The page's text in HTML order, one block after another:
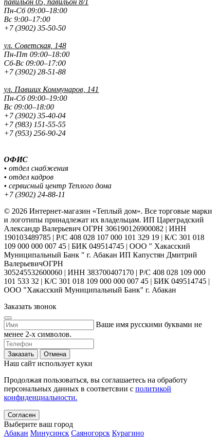
павильон 05, павильон 8/1
Пн-Сб 09:00–18:00
Вс 9:00–17:00
+7 (3902) 35-50-50
ул. Советская, 148
Пн-Пт 09:00–18:00
Сб-Вс 09:00–17:00
+7 (3902) 28-51-88
ул. Павших Коммунаров, 141
Пн-Сб 09:00–19:00
Вс 09:00–18:00
+7 (3902) 35-40-04
+7 (983) 151-55-55
+7 (953) 256-90-24
ОФИС
• отдел снабжения
• отдел кадров
• сервисный центр Теплого дома
+7 (3902) 24-88-11
© 2026 Интернет-магазин «Теплый дом». Все торговые марки
и логотипы принадлежат их владельцам. ИП Цареградский
Александр Валерьевич ОГРН 306190126900082 | ИНН
190103489785 | Р/С 408 028 107 000 101 329 19 | К/С 301 018
109 000 000 007 45 | БИК 049514745 | ООО " Хакасский
Муниципальный Банк " г. Абакан ИП Капустян Дмитрий
ВалерьевичОГРН
305245532600060 | ИНН 383700407170 | Р/С 408 028 109 000
101 533 32 | К/С 301 018 109 000 000 007 45 | БИК 049514745 |
ООО "Хакасский Муниципальный Банк" г. Абакан
Заказать звонок
Ваше имя русскими буквами не
менее 2-х символов.
Заказать Отмена
Наш сайт использует куки
Продолжая пользоваться, вы соглашаетесь на обработу
персональных данных в соответсвии с политикой
конфиденциальности.
Согласен
Выберите ваш город
Абакан Минусинск Саяногорск Курагино